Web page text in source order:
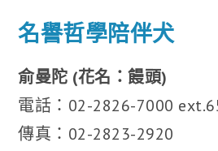
名譽哲學陪伴犬
俞曼陀 (花名：饅頭)
電話：02-2826-7000
傳真：02-2823-2920